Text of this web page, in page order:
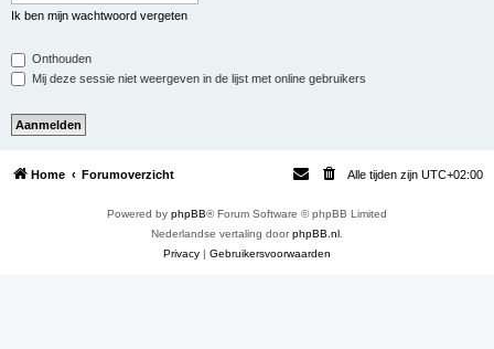
Ik ben mijn wachtwoord vergeten
Onthouden
Mij deze sessie niet weergeven in de lijst met online gebruikers
Home Forumoverzicht Alle tijden zijn UTC+02:00
Powered by phpBB® Forum Software © phpBB Limited
Nederlandse vertaling doorphpBB.nl.
Privacy | Gebruikersvoorwaarden